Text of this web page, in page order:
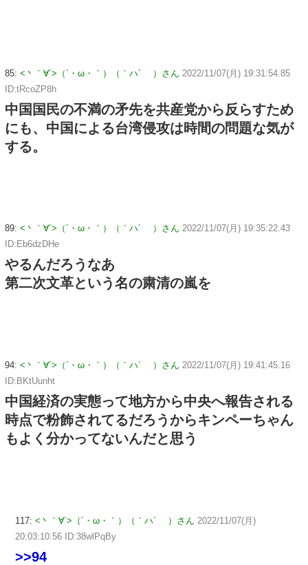
85: <丶｀∀´>（´・ω・｀）（｀ハ´ ）さん 2022/11/07(月) 19:31:54.85
ID:tRcoZP8h
中国国民の不満の矛先を共産党から反らすため
にも、中国による台湾侵攻は時間の問題な気が
する。
89: <丶｀∀´>（´・ω・｀）（｀ハ´ ）さん 2022/11/07(月) 19:35:22.43
ID:Eb6dzDHe
やるんだろうなあ
第二次文革という名の粛清の嵐を
94: <丶｀∀´>（´・ω・｀）（｀ハ´ ）さん 2022/11/07(月) 19:41:45.16
ID:BKtUunht
中国経済の実態って地方から中央へ報告される
時点で粉飾されてるだろうからキンペーちゃん
もよく分かってないんだと思う
117: <丶｀∀´>（´・ω・｀）（｀ハ´ ）さん 2022/11/07(月)
20:03:10.56 ID:38wlPqBy
>>94